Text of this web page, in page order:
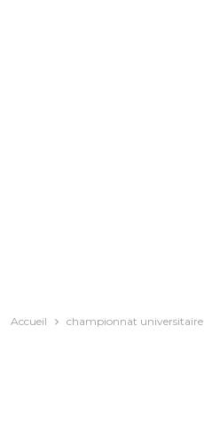
Accueil championnat universitaire